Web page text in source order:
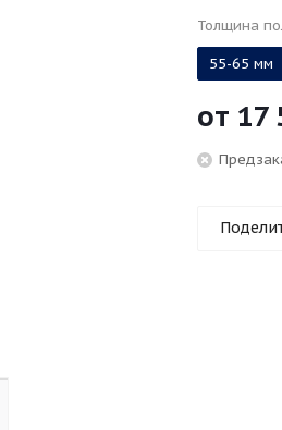
Толщина
55-65 мм
от 17